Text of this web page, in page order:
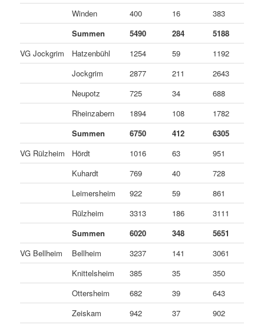
Winden
400 16 383
Summen
5490 284 5188
VG Jockgrim
Hatzenbühl 1254 59 1192
Jockgrim
2877 211 2643
Neupotz
725 34 688
Rheinzabern
1894 108 1782
Summen
6750 412 6305
VG Rülzheim
Hördt 1016 63 951
Kuhardt
769 40 728
Leimersheim
922 59 861
Rülzheim
3313 186 3111
Summen
6020 348 5651
VG Bellheim
Bellheim 3237 141 3061
Knittelsheim
385 35 350
Ottersheim
682 39 643
Zeiskam
942 37 902